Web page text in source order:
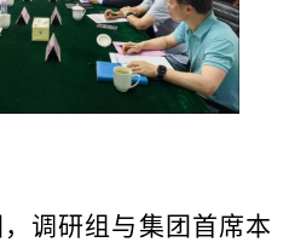
， 调研组与集团 首席本